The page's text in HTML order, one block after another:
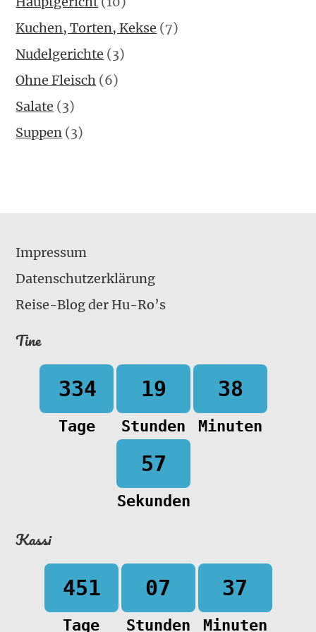
Kuchen, Torten, Kekse (7)
Nudelgerichte (3)
Ohne Fleisch (6)
Salate (3)
Suppen (3)
Impressum
Datenschutzerklärung
Reise-Blog der Hu-Ro’s
Tine
334
Tage
19
Stunden
38
Minuten
57
Sekunden
Kassi
451
Tage
07
Stunden
37
Minuten